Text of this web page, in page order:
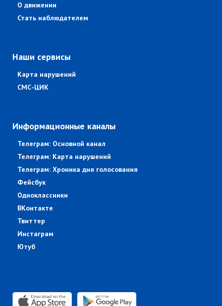
О движении
Стать наблюдателем
Наши сервисы
Карта нарушений
СМС-ЦИК
Информационные каналы
Телеграм: Основной канал
Телеграм: Карта нарушений
Телеграм: Хроника дня голосования
Фейсбук
Одноклассники
ВКонтакте
Твиттер
Инстаграм
Ютуб